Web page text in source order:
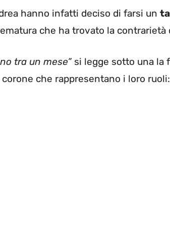
hanno infatti deciso di farsi un
che ha trovato la
tra un mese”si legge sotto una la
che rappresentano i loro